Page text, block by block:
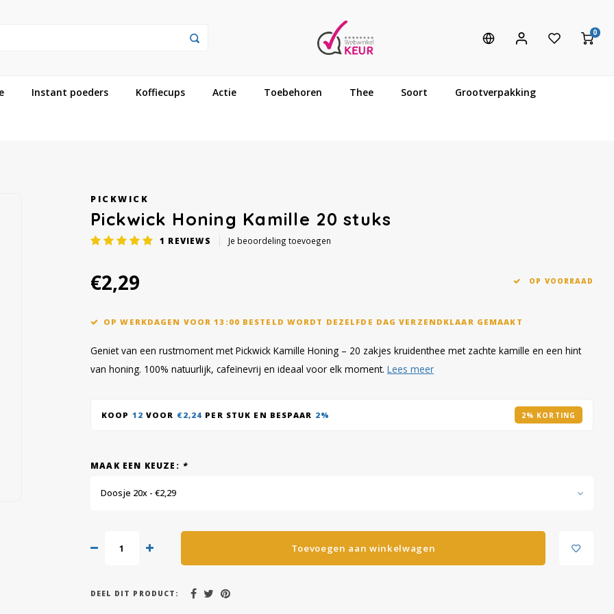
0
Instant poeders Koffiecups Actie Toebehoren Thee Soort Grootverpakking
PICKWICK
Pickwick Honing Kamille 20 stuks
1 REVIEWS Je beoordeling toevoegen
€2,29 OP VOORRAAD
OP WERKDAGEN VOOR 13:00 BESTELD WORDT DEZELFDE DAG VERZENDKLAAR GEMAAKT
Geniet van een rustmoment met Pickwick Kamille Honing – 20 zakjes kruidenthee met zachte kamille en een hint
van honing. 100% natuurlijk, cafeïnevrij en ideaal voor elk moment. Lees meer
KOOP 12 VOOR €2,24 PER STUK EN BESPAAR 2% 2% KORTING
MAAK EEN KEUZE: *
Doosje 20x - €2,29
Toevoegen aan winkelwagen
DEEL DIT PRODUCT: